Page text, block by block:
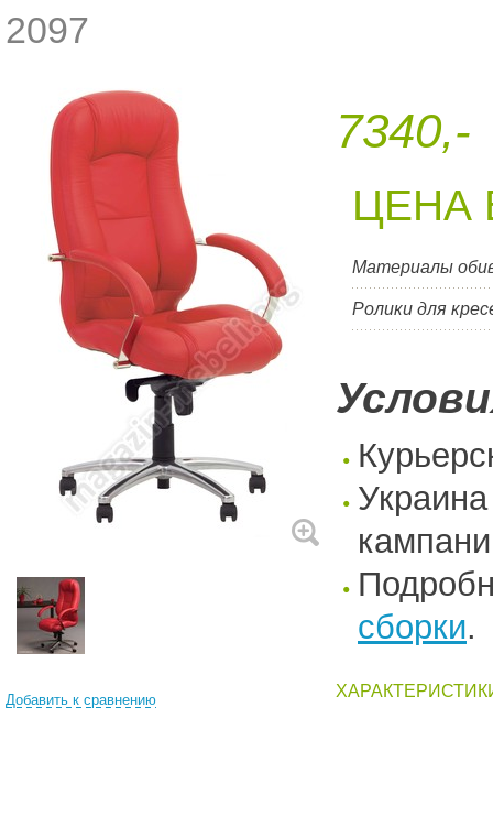
2097
Добавить к сравнению
7340,-
ЦЕНА
Материалы
Ролики для
сборки.